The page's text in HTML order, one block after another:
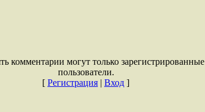
комментарии могут только зарегистрированные
пользователи.
[ Регистрация | Вход ]